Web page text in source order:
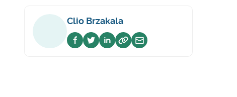
Clio Brzakala
Voir sur facebook
Voir sur twitter
Voir sur linkedin
Voir sur website
Envoyer un email